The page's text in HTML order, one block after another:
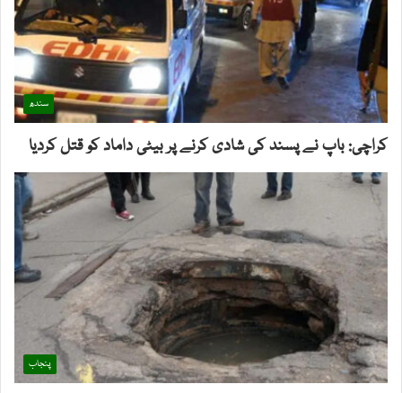
سندھ
کراچی: باپ نے پسند کی شادی کرنے پر بیٹی داماد کو قتل کردیا
پنجاب